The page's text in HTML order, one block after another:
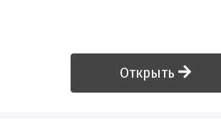
Открыть